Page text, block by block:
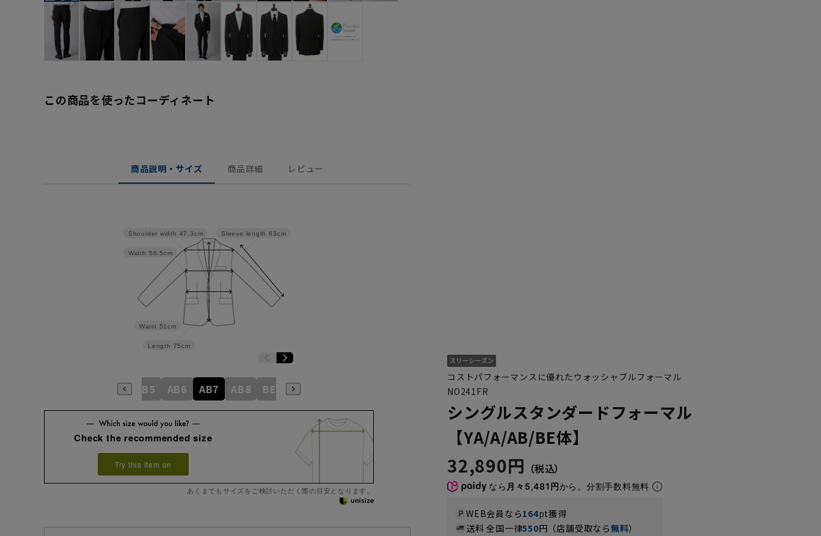
この商品を使ったコーディネート
商品説明・サイズ 商品詳細 レビュー
Sleeve length 63cm
Length 75cm
Waist 51cm
Width 56.5cm
Shoulder width 47.3cm
AB4 AB5 AB6 AB7 AB8 BE3 BE4 YA4 YA5
Check the recommended size
Try this item on
あくまでもサイズをご検討いただく際の目安となります。
コストパフォーマンスに優れたウォッシャブルフォーマル
NO241FR
シングルスタンダードフォーマル
【YA/A/AB/BE体】
32,890円
なら 月々5,481円から。分割手数料無料
WEB会員なら164pt獲得
送料 全国一律550円（店舗受取なら無料）